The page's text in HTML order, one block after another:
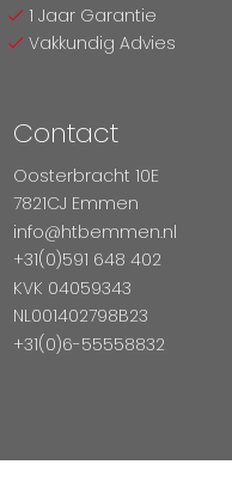
1 Jaar Garantie
Vakkundig Advies
Contact
Oosterbracht 10E
7821CJ Emmen
info@htbemmen.nl
+31(0)591 648 402
KVK 04059343
NL001402798B23
+31(0)6-55558832